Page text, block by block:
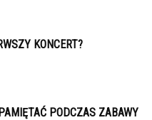
KONCERT?
PODCZAS ZABAWY